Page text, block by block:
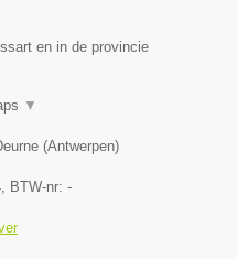
en in de provincie
▼
(Antwerpen)
, BTW-nr: -